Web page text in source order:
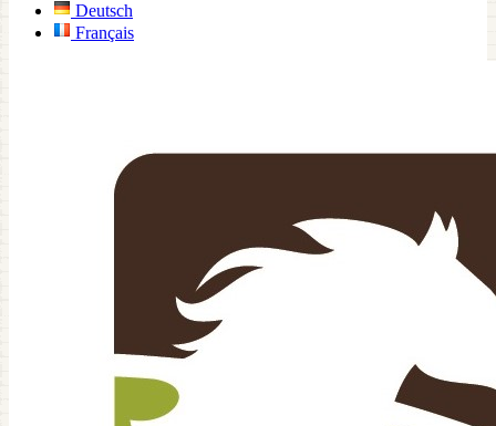
Deutsch
Français